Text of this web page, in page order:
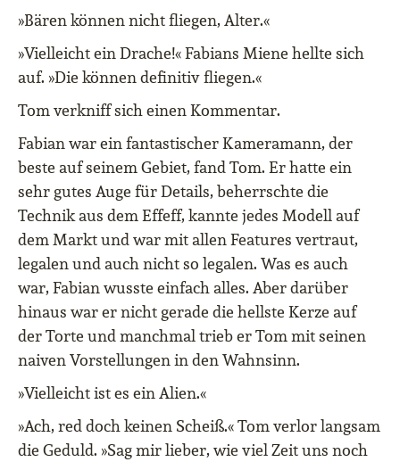
»Bären können nicht fliegen, Alter.«
»Vielleicht ein Drache!« Fabians Miene hellte sich
auf. »Die können definitiv fliegen.«
Tom verkniff sich einen Kommentar.
Fabian war ein fantastischer Kameramann, der
beste auf seinem Gebiet, fand Tom. Er hatte ein
sehr gutes Auge für Details, beherrschte die
Technik aus dem Effeff, kannte jedes Modell auf
dem Markt und war mit allen Features vertraut,
legalen und auch nicht so legalen. Was es auch
war, Fabian wusste einfach alles. Aber darüber
hinaus war er nicht gerade die hellste Kerze auf
der Torte und manchmal trieb er Tom mit seinen
naiven Vorstellungen in den Wahnsinn.
»Vielleicht ist es ein Alien.«
»Ach, red doch keinen Scheiß.« Tom verlor langsam
die Geduld. »Sag mir lieber, wie viel Zeit uns noch